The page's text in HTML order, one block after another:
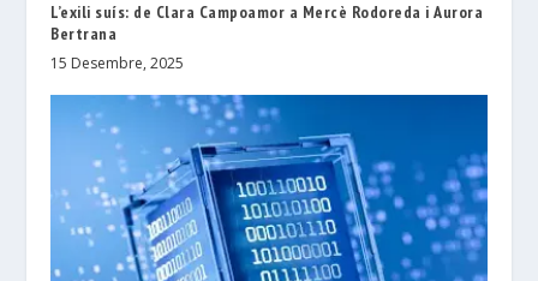
L’exili suís: de Clara Campoamor a Mercè Rodoreda i Aurora
Bertrana
15 Desembre, 2025